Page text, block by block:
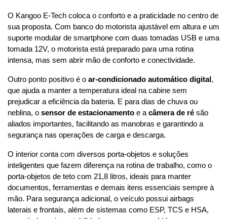
O Kangoo E-Tech coloca o conforto e a praticidade no centro de
sua proposta. Com banco do motorista ajustável em altura e um
suporte modular de smartphone com duas tomadas USB e uma
tomada 12V, o motorista está preparado para uma rotina
intensa, mas sem abrir mão de conforto e conectividade.
Outro ponto positivo é o ar-condicionado automático digital ,
que ajuda a manter a temperatura ideal na cabine sem
prejudicar a eficiência da bateria. E para dias de chuva ou
neblina, o sensor de estacionamento e a câmera de ré são
aliados importantes, facilitando as manobras e garantindo a
segurança nas operações de carga e descarga.
O interior conta com diversos porta-objetos e soluções
inteligentes que fazem diferença na rotina de trabalho, como o
porta-objetos de teto com 21,8 litros, ideais para manter
documentos, ferramentas e demais itens essenciais sempre à
mão. Para segurança adicional, o veículo possui airbags
laterais e frontais, além de sistemas como ESP, TCS e HSA,